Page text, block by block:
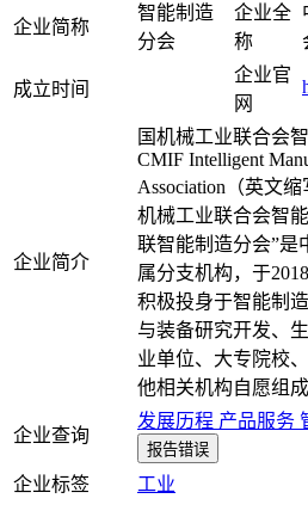
企业简称
智能制造
分会
企业全
称
成立时间
企业官
网
企业简介
国机械工业联合会
CMIF Intelligent
Association（英文
机械工业联合会智
联智能制造分会”是
属分支机构，于
积极投身于智能制
与装备研究开发、
业单位、大专院校
他相关机构自愿组
企业查询
发展历程 产品服务
报告错误
企业标签 工业